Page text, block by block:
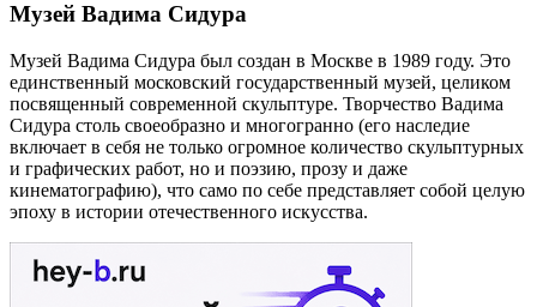
Музей Вадима Сидура
Музей Вадима Сидура был создан в Москве в 1989 году. Это
единственный московский государственный музей, целиком
посвященный современной скульптуре. Творчество Вадима
Сидура столь своеобразно и многогранно (его наследие
включает в себя не только огромное количество скульптурных
и графических работ, но и поэзию, прозу и даже
кинематографию), что само по себе представляет собой целую
эпоху в истории отечественного искусства.